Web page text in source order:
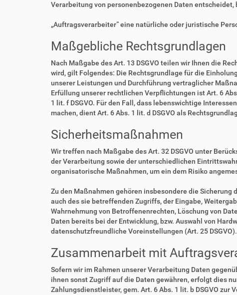
Verarbeitung von personenbezogenen Daten entscheidet,
„Auftragsverarbeiter“ eine natürliche oder juristische
Maßgebliche Rechtsgrundlagen
Nach Maßgabe des Art. 13 DSGVO teilen wir Ihnen die
wird, gilt Folgendes: Die Rechtsgrundlage für die
unserer Leistungen und Durchführung vertraglicher
Erfüllung unserer rechtlichen Verpflichtungen ist Art. 6
1 lit. f DSGVO. Für den Fall, dass lebenswichtige
machen, dient Art. 6 Abs. 1 lit. d DSGVO als
Sicherheitsmaßnahmen
Wir treffen nach Maßgabe des Art. 32 DSGVO unter
der Verarbeitung sowie der unterschiedlichen
organisatorische Maßnahmen, um ein dem Risiko
Zu den Maßnahmen gehören insbesondere die
auch des sie betreffenden Zugriffs, der Eingabe,
Wahrnehmung von Betroffenenrechten, Löschung von
Daten bereits bei der Entwicklung, bzw. Auswahl von
datenschutzfreundliche Voreinstellungen (Art. 25 DSGVO).
Zusammenarbeit mit
Sofern wir im Rahmen unserer Verarbeitung Daten
ihnen sonst Zugriff auf die Daten gewähren, erfolgt dies
Zahlungsdienstleister, gem. Art. 6 Abs. 1 lit. b DSGVO